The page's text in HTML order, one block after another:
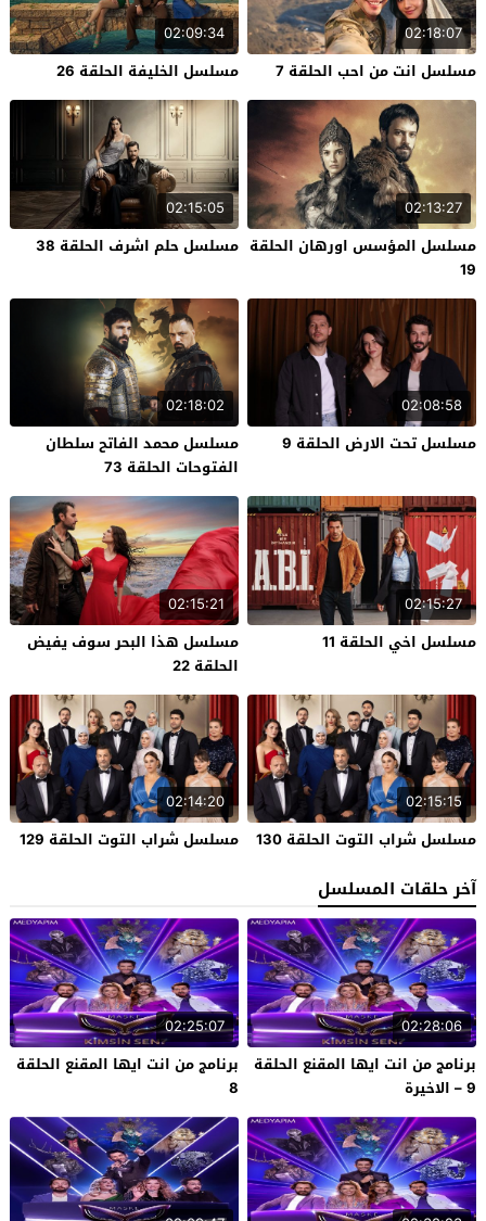
02:18:07
مسلسل انت من احب الحلقة 7
02:09:34
مسلسل الخليفة الحلقة 26
02:13:27
مسلسل المؤسس اورهان الحلقة
19
02:15:05
مسلسل حلم اشرف الحلقة 38
02:08:58
مسلسل تحت الارض الحلقة 9
02:18:02
مسلسل محمد الفاتح سلطان
الفتوحات الحلقة 73
02:15:27
مسلسل اخي الحلقة 11
02:15:21
مسلسل هذا البحر سوف يفيض
الحلقة 22
02:15:15
مسلسل شراب التوت الحلقة 130
02:14:20
مسلسل شراب التوت الحلقة 129
آخر حلقات المسلسل
02:28:06
برنامج من انت ايها المقنع الحلقة
9 – الاخيرة
02:25:07
برنامج من انت ايها المقنع الحلقة
8